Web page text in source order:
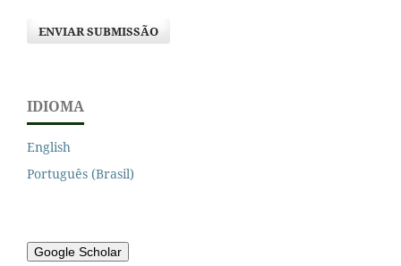
em formações campestres no Cerrado.
ENVIAR SUBMISSÃO
IDIOMA
English
Português (Brasil)
Google Scholar